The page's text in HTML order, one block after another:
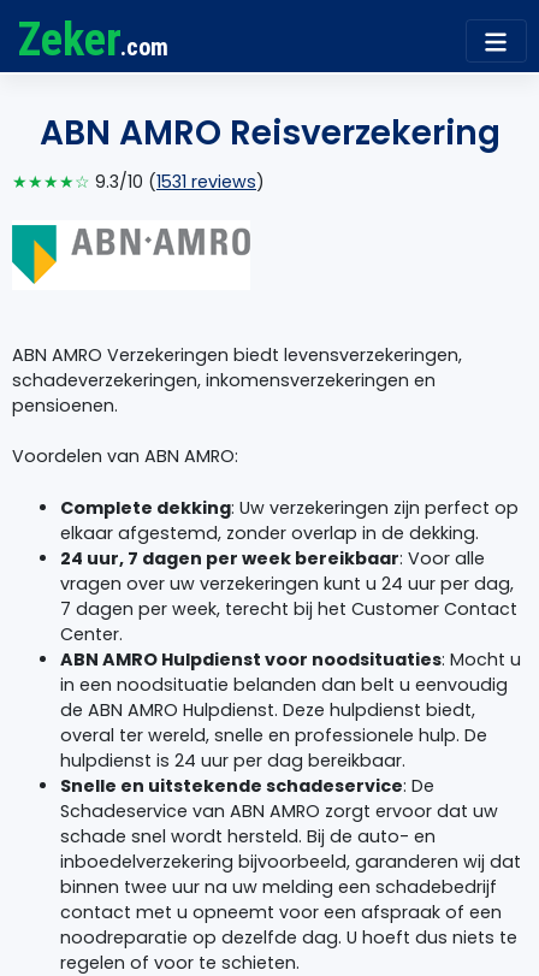
Zeker.com
ABN AMRO Reisverzekering
★★★★☆ 9.3/10 (1531 reviews)
ABN AMRO Verzekeringen biedt levensverzekeringen,
schadeverzekeringen, inkomensverzekeringen en
pensioenen.
Voordelen van ABN AMRO:
Complete dekking: Uw verzekeringen zijn perfect op
elkaar afgestemd, zonder overlap in de dekking.
24 uur, 7 dagen per week bereikbaar: Voor alle
vragen over uw verzekeringen kunt u 24 uur per dag,
7 dagen per week, terecht bij het Customer Contact
Center.
ABN AMRO Hulpdienst voor noodsituaties: Mocht u
in een noodsituatie belanden dan belt u eenvoudig
de ABN AMRO Hulpdienst. Deze hulpdienst biedt,
overal ter wereld, snelle en professionele hulp. De
hulpdienst is 24 uur per dag bereikbaar.
Snelle en uitstekende schadeservice: De
Schadeservice van ABN AMRO zorgt ervoor dat uw
schade snel wordt hersteld. Bij de auto- en
inboedelverzekering bijvoorbeeld, garanderen wij dat
binnen twee uur na uw melding een schadebedrijf
contact met u opneemt voor een afspraak of een
noodreparatie op dezelfde dag. U hoeft dus niets te
regelen of voor te schieten.